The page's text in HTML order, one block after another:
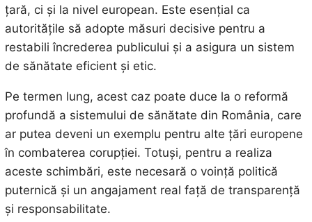
țară, ci și la nivel european. Este esențial ca
autoritățile să adopte măsuri decisive pentru a
restabili încrederea publicului și a asigura un sistem
de sănătate eficient și etic.
Pe termen lung, acest caz poate duce la o reformă
profundă a sistemului de sănătate din România, care
ar putea deveni un exemplu pentru alte țări europene
în combaterea corupției. Totuși, pentru a realiza
aceste schimbări, este necesară o voință politică
puternică și un angajament real față de transparență
și responsabilitate.